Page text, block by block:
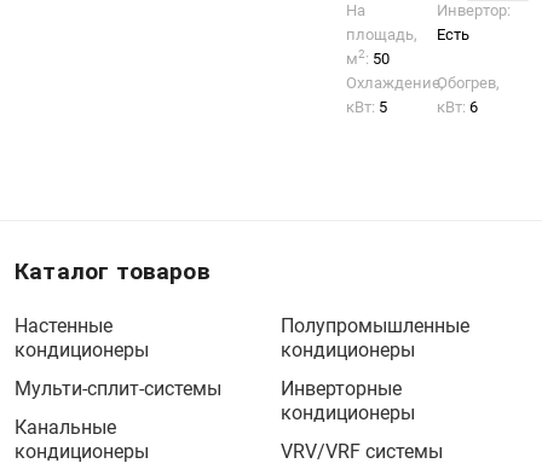
На
площадь,
м2: 50
Инвертор:
Есть
Охлаждение,
кВт: 5
Обогрев,
кВт:6
Каталог товаров
Настенные
кондиционеры
Мульти-сплит-системы
Канальные
кондиционеры
Полупромышленные
кондиционеры
Инверторные
кондиционеры
VRV/VRF системы